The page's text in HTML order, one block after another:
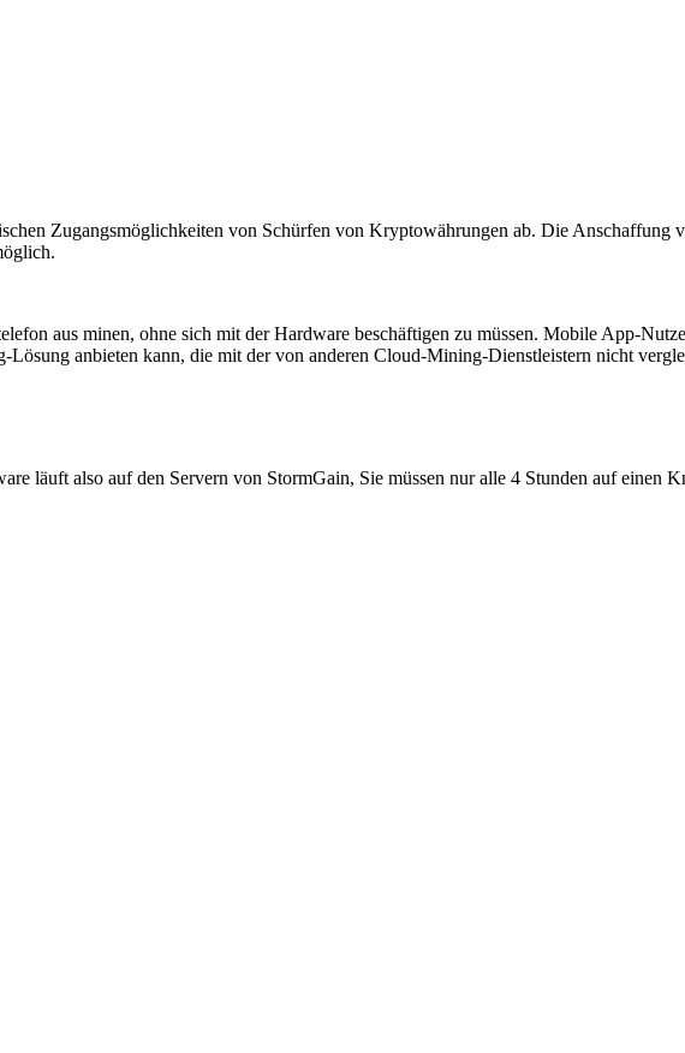
Zugangsmöglichkeiten von Schürfen von Kryptowährungen ab. Die Anschaffung
aus minen, ohne sich mit der Hardware beschäftigen zu müssen. Mobile App-
Lösung anbieten kann, die mit der von anderen Cloud-Mining-Dienstleistern nicht
läuft also auf den Servern von StormGain, Sie müssen nur alle 4 Stunden auf einen